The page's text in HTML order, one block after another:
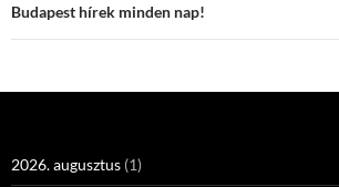
Budapest hírek minden nap!
2026. augusztus (1)